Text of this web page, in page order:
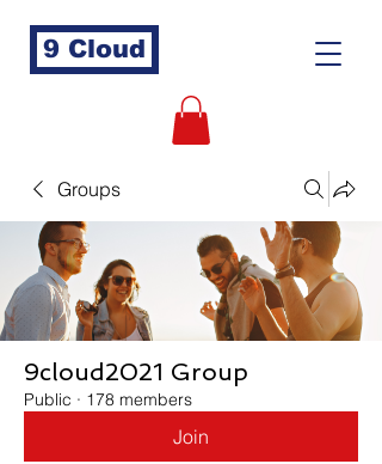
9 Cloud
Groups
9cloud2021 Group
Public · 178 members
Join